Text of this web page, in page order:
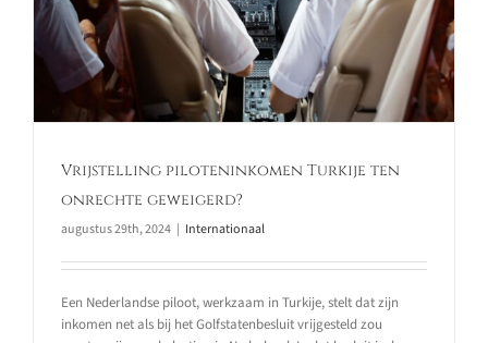
Vrijstelling piloteninkomen Turkije ten
onrechte geweigerd?
augustus 29th, 2024 | Internationaal
Een Nederlandse piloot, werkzaam in Turkije, stelt dat zijn
inkomen net als bij het Golfstatenbesluit vrijgesteld zou